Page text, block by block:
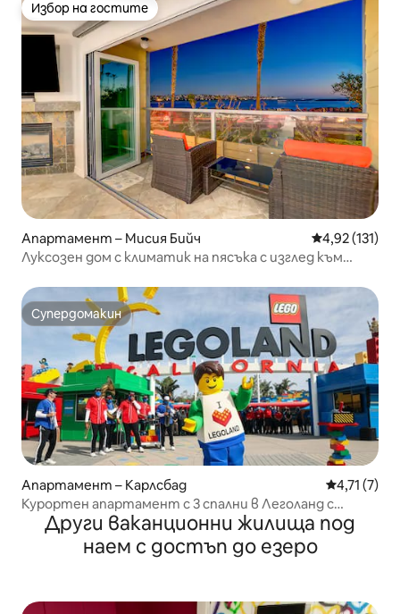
Избор на гостите
Избор на гостите
Апартамент – Мисия Бийч Средна
4,92 (131)
Луксозен дом с климатик на пясъка с изглед към
Супердомакин
Супердомакин
Апартамент – Карлсбад Средна
4,71 (7)
Курортен апартамент с 3 спални в Леголанд с
билети с отстъпка
Други ваканционни жилища под
наем с достъп до езеро